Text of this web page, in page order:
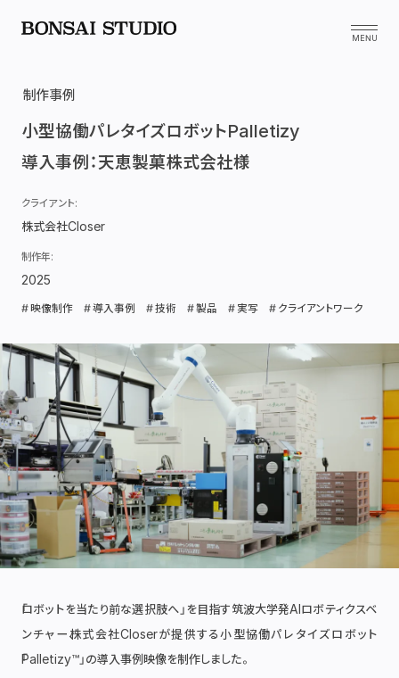
制作事例
小型協働パレタイズロボットPalletizy
導入事例：天恵製菓株式会社様
クライアント:
株式会社Closer
2025年制作
制作年:
2025
#映像制作 #導入事例 #技術 #製品 # 実写 # クライアントワーク
「ロボットを当たり前な選択肢へ」を目指す筑波大学発AIロボティクスベ
ンチャー、株式会社Closerが提供する小型協働パレタイズロボット
「Palletizy™」の導入事例映像を制作しました。